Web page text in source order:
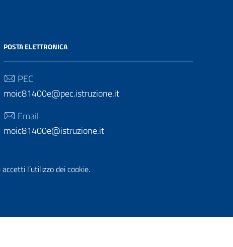
l’utilizzo dei cookie.
POSTA ELETTRONICA
PEC
moic81400e@pec.istruzione.it
Email
moic81400e@istruzione.it